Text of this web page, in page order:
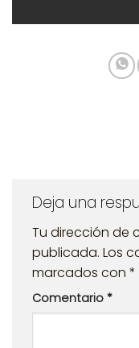
Deja una
Tu dirección de
publicada. Los
marcados con *
Comentario *